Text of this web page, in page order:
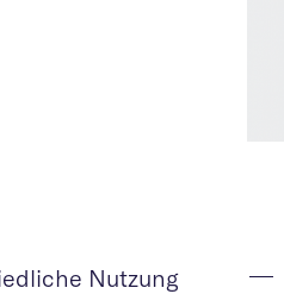
Nutzung